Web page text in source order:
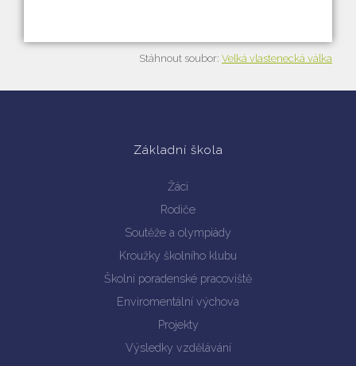
Stáhnout soubor: Velká vlastenecká válka
Základní škola
Žáci
Rodiče
Soutěže a olympiády
Kroužky školního klubu
Školní poradenské pracoviště
Enviromentální výchova
Projekty
Výsledky vzdělávání